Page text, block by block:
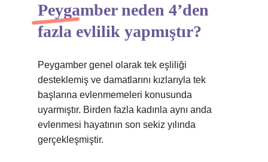
Peygamber neden 4’den
fazla evlilik yapmıştır?
Peygamber genel olarak tek eşliliği
desteklemiş ve damatlarını kızlarıyla tek
başlarına evlenmemeleri konusunda
uyarmıştır. Birden fazla kadınla aynı anda
evlenmesi hayatının son sekiz yılında
gerçekleşmiştir.